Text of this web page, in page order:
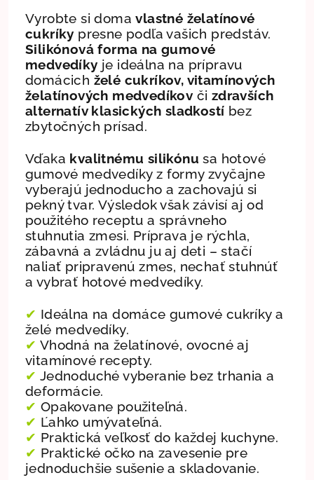
Vyrobte si domavlastné želatínové
cukríky presne podľa vašich predstáv.
Silikónová forma na gumové
medvedíky je ideálna na prípravu
domácich želé cukríkov, vitamínových
želatínových medvedíkov či zdravších
alternatív klasických sladkostí bez
zbytočných prísad.
Vďaka kvalitnému silikónu sa hotové
gumové medvedíky z formy zvyčajne
vyberajú jednoducho a zachovajú si
pekný tvar. Výsledok však závisí aj od
použitého receptu a správneho
stuhnutia zmesi. Príprava je rýchla,
zábavná a zvládnu ju aj deti – stačí
naliať pripravenú zmes, nechať stuhnúť
a vybrať hotové medvedíky.
✔ Ideálna na domáce gumové cukríky a
želé medvedíky.
✔ Vhodná na želatínové, ovocné aj
vitamínové recepty.
✔ Jednoduché vyberanie bez trhania a
deformácie.
✔ Opakovane použiteľná.
✔ Ľahko umývateľná.
✔ Praktická veľkosť do každej kuchyne.
✔ Praktické očko na zavesenie pre
jednoduchšie sušenie a skladovanie.